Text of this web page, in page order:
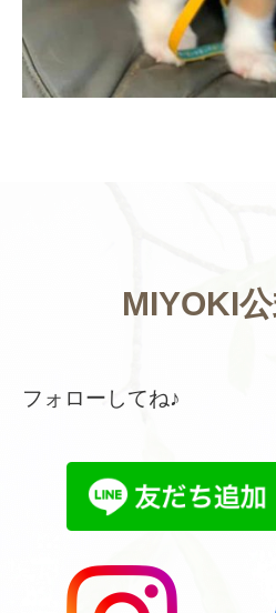
MIYOKI
フォローしてね♪